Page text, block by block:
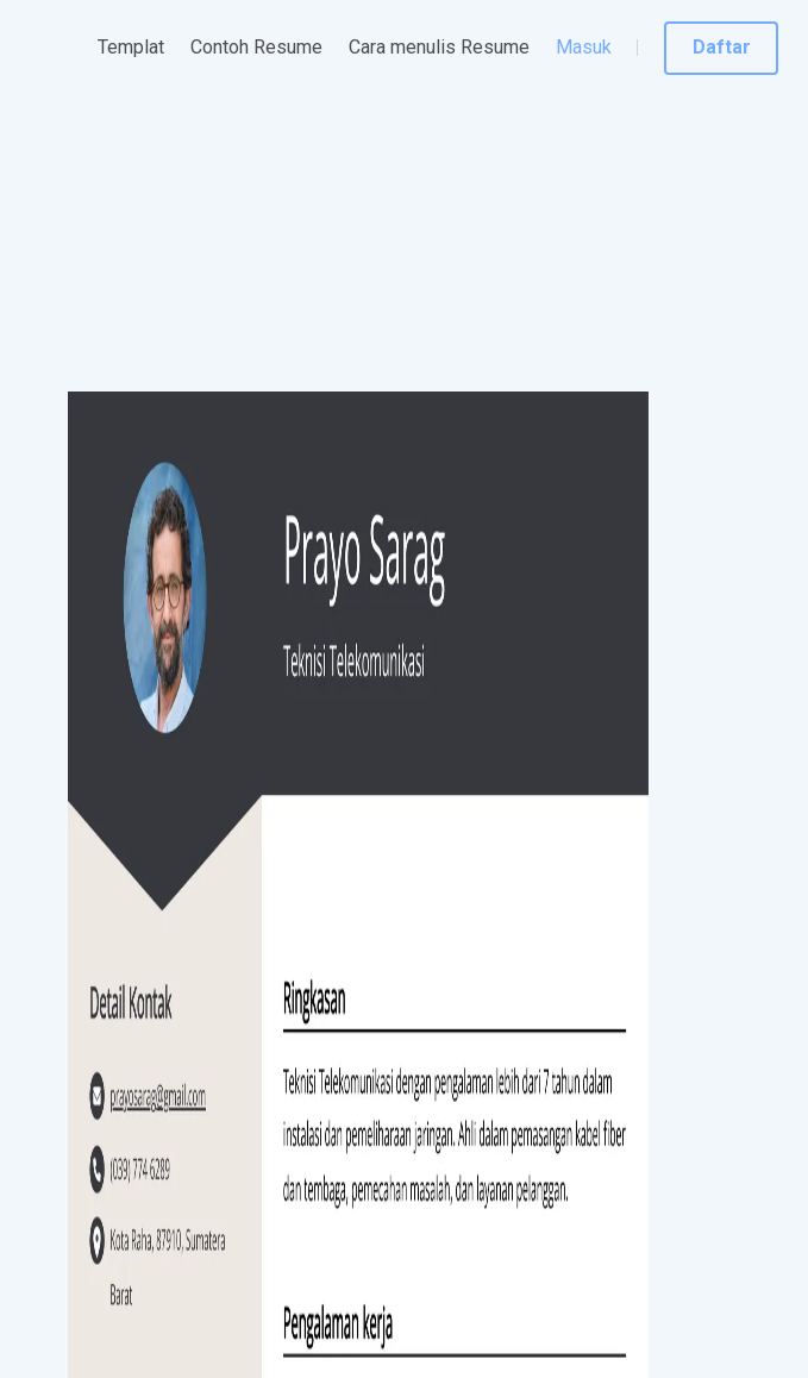
Templat Contoh Resume Cara menulis Resume Masuk Daftar